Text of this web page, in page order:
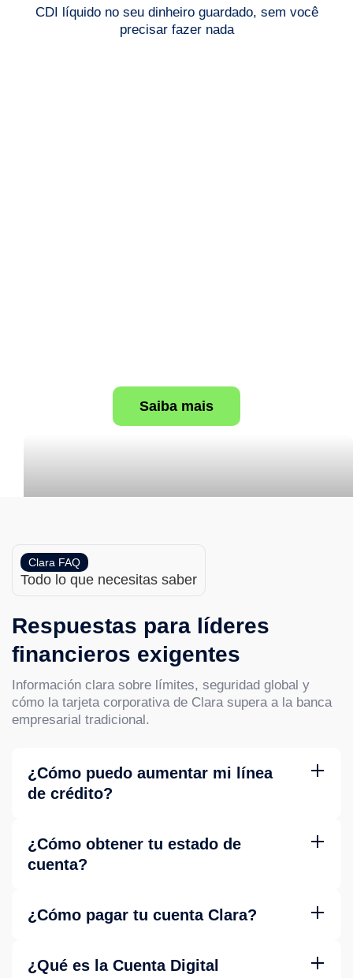
CDI líquido no seu dinheiro guardado, sem você
precisar fazer nada
Saiba mais
Clara FAQ
Todo lo que necesitas saber
Respuestas para líderes
financieros exigentes
Información clara sobre límites, seguridad global y
cómo la tarjeta corporativa de Clara supera a la banca
empresarial tradicional.
¿Cómo puedo aumentar mi línea
de crédito?
crédito basada en historial de uso y perfil de la empresa.
¿Cómo obtener tu estado de
cuenta?
descarga en PDF. Disponible desde web, iOS y Android.
¿Cómo pagar tu cuenta Clara?
o transferencia STP manual a la cuenta indicada en la
plataforma.
¿Qué es la Cuenta Digital